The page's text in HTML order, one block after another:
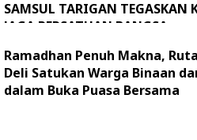
SAMSUL TARIGAN TEGASKAN
JAGA PERSATUAN BANGSA
Ramadhan Penuh Makna,
Deli Satukan Warga Binaan
dalam Buka Puasa Bersama